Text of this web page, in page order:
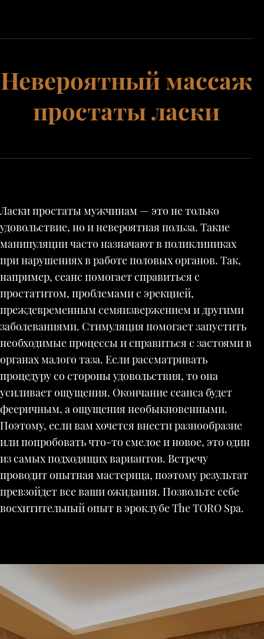
Невероятный массаж
простаты ласки
Ласки простаты мужчинам — это не только
удовольствие, но и невероятная польза. Такие
манипуляции часто назначают в поликлиниках
при нарушениях в работе половых органов. Так,
например, сеанс помогает справиться с
простатитом, проблемами с эрекцией,
преждевременным семяизвержением и другими
заболеваниями. Стимуляция помогает запустить
необходимые процессы и справиться с застоями в
органах малого таза. Если рассматривать
процедуру со стороны удовольствия, то она
усиливает ощущения. Окончание сеанса будет
фееричным, а ощущения необыкновенными.
Поэтому, если вам хочется внести разнообразие
или попробовать что-то смелое и новое, это один
из самых подходящих вариантов. Встречу
проводит опытная мастерица, поэтому результат
превзойдет все ваши ожидания. Позвольте себе
восхитительный опыт в эроклубе The TORO Spa.